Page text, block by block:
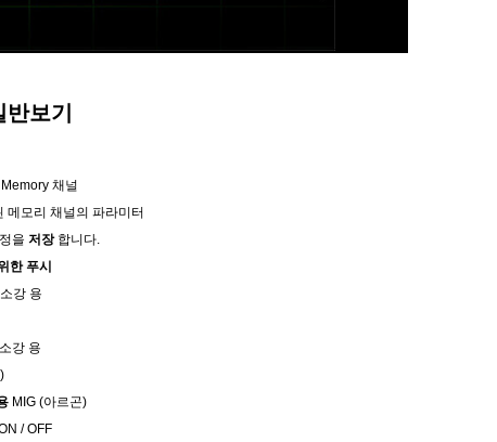
보기
채널
메모리 채널의 파라미터
을 저장합니다.
한 푸시
강 용
강 용
MIG (아르곤)
/ OFF